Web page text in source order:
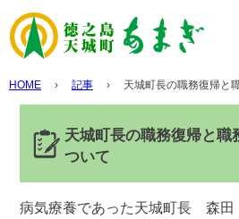
HOME › 記事 › 天城町長の職務復帰と
天城町長の職務復帰と職
ついて
病気療養であった天城町長 森